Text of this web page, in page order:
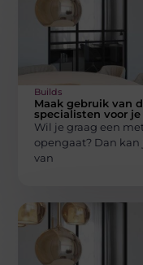
Builds
Maak gebruik van
specialisten voor
Wil je graag een
opengaat? Dan
van